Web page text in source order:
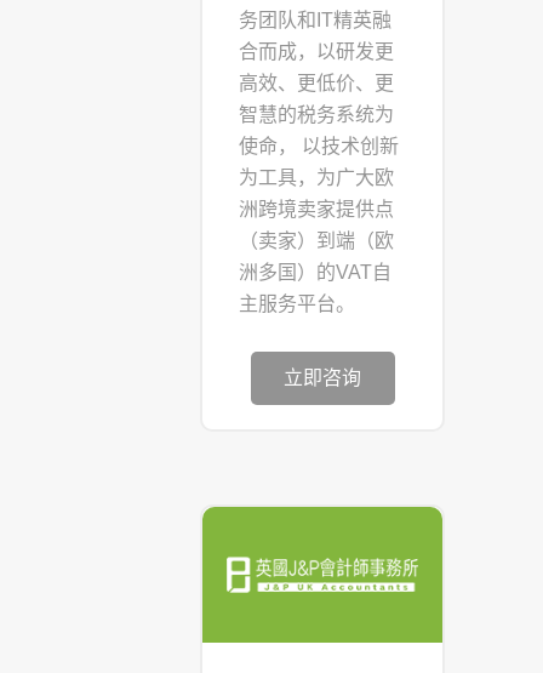
务团队和IT精英融
合而成，以研发更
高效、更低价、更
智慧的税务系统为
使命， 以技术创新
为工具，为广大欧
洲跨境卖家提供点
（卖家）到端（欧
洲多国）的VAT自
主服务平台。
立即咨询